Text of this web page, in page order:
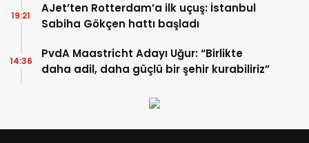
AJet’ten Rotterdam’a ilk uçuş: İstanbul
Sabiha Gökçen hattı başladı
19:21
PvdA Maastricht Adayı Uğur: “Birlikte
daha adil, daha güçlü bir şehir kurabiliriz”
14:36